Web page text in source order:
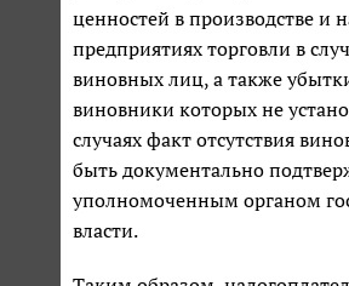
ценностей в производстве и
предприятиях торговли в
виновных лиц, а также
виновники которых не
случаях факт отсутствия
быть документально
уполномоченным органом
власти.